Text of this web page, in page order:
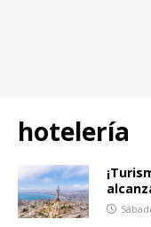
hotelería